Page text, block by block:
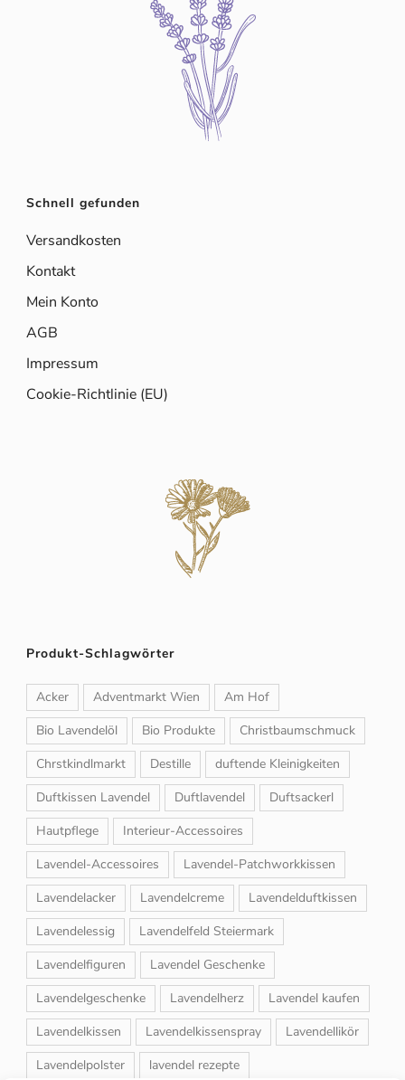
Schnell gefunden
Versandkosten
Kontakt
Mein Konto
AGB
Impressum
Cookie-Richtlinie (EU)
Produkt-Schlagwörter
Acker Adventmarkt Wien
Am Hof
Bio Lavendelöl
Bio Produkte
Christbaumschmuck
Chrstkindlmarkt
Destille
duftende Kleinigkeiten
Duftkissen Lavendel
Duftlavendel
Duftsackerl
Hautpflege
Interieur-Accessoires
Lavendel-Accessoires
Lavendel-Patchworkkissen
Lavendelacker
Lavendelcreme
Lavendelduftkissen
Lavendelessig
Lavendelfeld Steiermark
Lavendelfiguren
Lavendel Geschenke
Lavendelgeschenke
Lavendelherz
Lavendel kaufen
Lavendelkissen
Lavendelkissenspray
Lavendellikör
Lavendelpolster
lavendel rezepte